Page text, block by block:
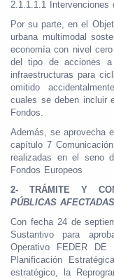
2.1.1.1.1 Intervenciones
Por su parte, en el
urbana multimodal
economía con nivel
del tipo de acciones a
infraestructuras para
omitido
cuales se deben incluir
Fondos.
Además, se aprovecha
capítulo 7
realizadas en el seno
Fondos Europeos
2- TRÁMITE Y
PÚBLICAS AFECTADAS
Con fecha 24 de
Sustantivo para
Operativo FEDER DE
Planificación
estratégico, la